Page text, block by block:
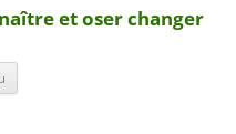
et oser changer
Aller
contenu